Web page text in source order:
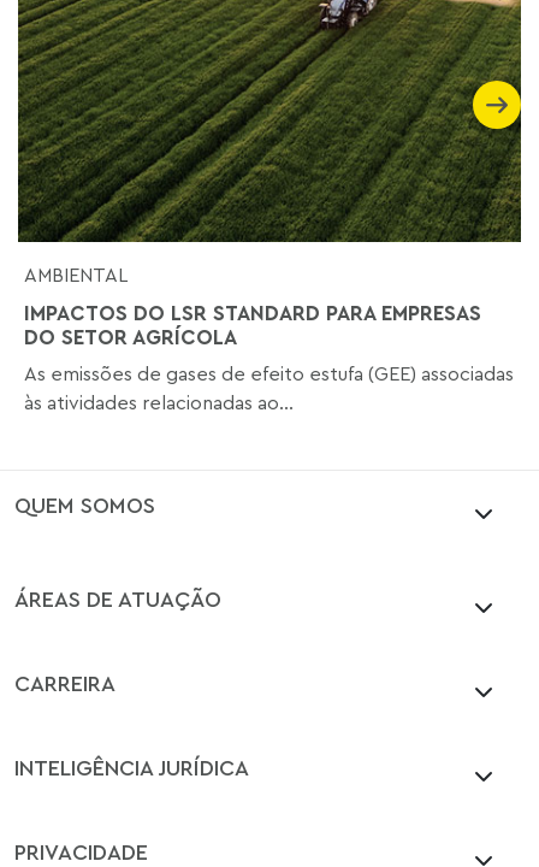
AMBIENTAL
IMPACTOS DO LSR STANDARD PARA EMPRESAS
DO SETOR AGRÍCOLA
As emissões de gases de efeito estufa (GEE) associadas
às atividades relacionadas ao...
QUEM SOMOS
ÁREAS DE ATUAÇÃO
CARREIRA
INTELIGÊNCIA JURÍDICA
PRIVACIDADE